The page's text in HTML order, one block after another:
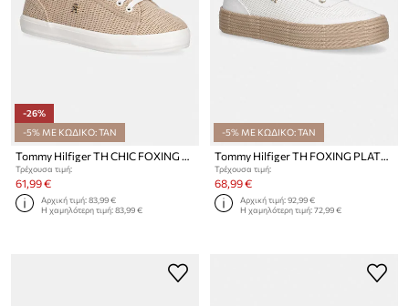
-26%
-5% ΜΕ ΚΩΔΙΚΟ: TAN
Tommy Hilfiger TH CHIC FOXING SNEAKER πάνινα sneakers Γυναικεία
Τρέχουσα τιμή:
61,99 €
Αρχική τιμή:83,99 €
Η χαμηλότερη τιμή:83,99 €
-5% ΜΕ ΚΩΔΙΚΟ: TAN
Tommy Hilfiger TH FOXING PLATFORM ROPE γυναικεία πάνινα sneakers
Τρέχουσα τιμή:
68,99 €
Αρχική τιμή:92,99 €
Η χαμηλότερη τιμή:72,99 €